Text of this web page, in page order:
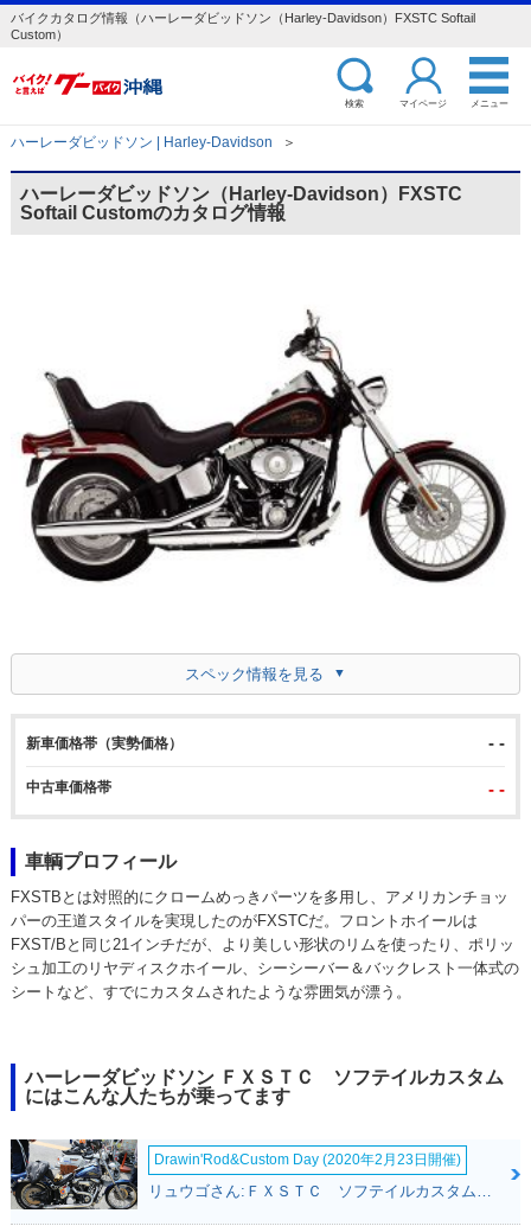
バイクカタログ情報（ハーレーダビッドソン（Harley-Davidson）FXSTC Softail
Custom）
検索 マイページ メニュー
ハーレーダビッドソン | Harley-Davidson ＞
ハーレーダビッドソン（Harley-Davidson）FXSTC
Softail Customのカタログ情報
スペック情報を見る
新車価格帯（実勢価格） - -
中古車価格帯 - -
車輌プロフィール
FXSTBとは対照的にクロームめっきパーツを多用し、アメリカンチョッ
パーの王道スタイルを実現したのがFXSTCだ。フロントホイールは
FXST/Bと同じ21インチだが、より美しい形状のリムを使ったり、ポリッ
シュ加工のリヤディスクホイール、シーシーバー＆バックレスト一体式の
シートなど、すでにカスタムされたような雰囲気が漂う。
ハーレーダビッドソン ＦＸＳＴＣ ソフテイルカスタム
にはこんな人たちが乗ってます
Drawin'Rod&Custom Day (2020年2月23日開催)
リュウゴさん:ＦＸＳＴＣ ソフテイルカスタム(ハーレーダビッドソン)